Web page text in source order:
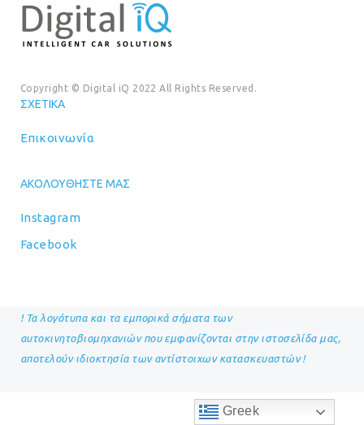
Copyright © Digital iQ 2022 All Rights Reserved.
ΣΧΕΤΙΚΆ
Επικοινωνία
ΑΚΟΛΟΥΘΉΣΤΕ ΜΑΣ
Instagram
Facebook
! Τα λογότυπα και τα εμπορικά σήματα των
αυτοκινητοβιομηχανιών που εμφανίζονται στην ιστοσελίδα μας,
αποτελούν ιδιοκτησία των αντίστοιχων κατασκευαστών !
Greek